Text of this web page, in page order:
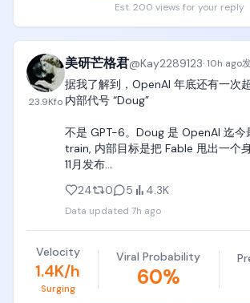
最后再把这些素材整理成视频或者图
介和品牌方进行成稿审核。
如果是水上合作，发布的时候需要关
订单。
内容发布并满足相关要求之后，再等
会进入最后的结算环节。
总结
以上大概就是一条商单从接洽到结算
了，我知道，自从 X 开放了创作者收
誉或许比我的生命还重要。所以我暂
这个社会没那么多可以让我挺直腰板
选择，我为什么不做一回自己。
Est. 200 views for your reply
23.9Kfo
美研芒格君@Kay2289123·10h ago
据我了解到，OpenAI 年底还有一次
内部代号 “Doug”
不是 GPT-6。Doug 是 OpenAI 迄
train, 内部目标是把 Fable 甩出一个
11月发布
scale-up 域要更大,scale-out 网络要
决定并行切分方式
更大的pre-train和更大推理两条线并
块、交换、先进封装重新定一次需求
24 0 5 4.3K
Data updated 7h ago
Velocity
1.4K/h
Surging
Viral Probability
60%